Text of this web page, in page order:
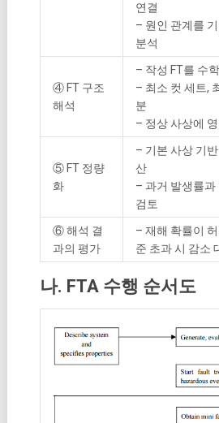
연결
– 원인 관계를
분석
④ FT 구조
해석
– 작성 FT를 수
– 최소 컷 세트,
분
– 정상 사상에
⑤ FT 정량
화
– 기본 사상 기
산
– 과거 발생률과
검토
⑥ 해석 결
과의 평가
– 재해 확률이
준 초과 시 감소
나. FTA 수행 순서도